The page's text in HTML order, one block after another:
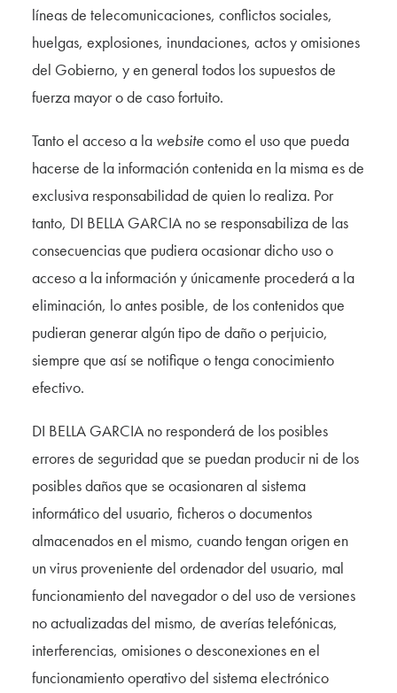
líneas de telecomunicaciones, conflictos sociales,
huelgas, explosiones, inundaciones, actos y omisiones
del Gobierno, y en general todos los supuestos de
fuerza mayor o de caso fortuito.
Tanto el acceso a la websitecomo el uso que pueda
hacerse de la información contenida en la misma es de
exclusiva responsabilidad de quien lo realiza. Por
tanto, DI BELLA GARCIA no se responsabiliza de las
consecuencias que pudiera ocasionar dicho uso o
acceso a la información y únicamente procederá a la
eliminación, lo antes posible, de los contenidos que
pudieran generar algún tipo de daño o perjuicio,
siempre que así se notifique o tenga conocimiento
efectivo.
DI BELLA GARCIA no responderá de los posibles
errores de seguridad que se puedan producir ni de los
posibles daños que se ocasionaren al sistema
informático del usuario, ficheros o documentos
almacenados en el mismo, cuando tengan origen en
un virus proveniente del ordenador del usuario, mal
funcionamiento del navegador o del uso de versiones
no actualizadas del mismo, de averías telefónicas,
interferencias, omisiones o desconexiones en el
funcionamiento operativo del sistema electrónico